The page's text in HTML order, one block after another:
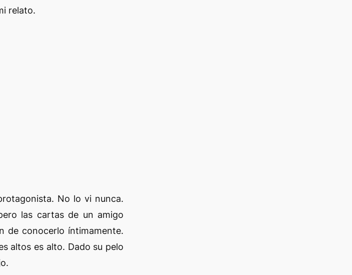
relato.
No lo vi nunca.
las cartas de un amigo
de conocerlo íntimamente.
altos es alto. Dado su pelo